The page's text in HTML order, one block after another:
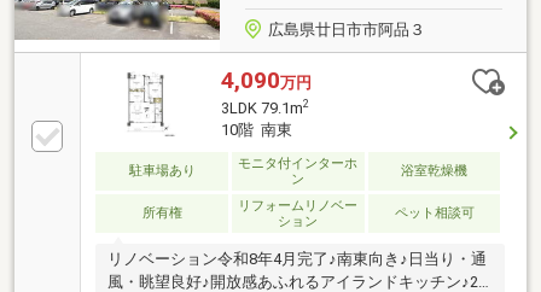
広島県廿日市市阿品３
4,090万円
3LDK 79.1m2
10階 南東
駐車場あり
モニタ付インターホ
ン
浴室乾燥機
所有権
リフォームリノベー
ション
ペット相談可
リノベーション令和8年4月完了♪南東向き♪日当り・通
風・眺望良好♪開放感あふれるアイランドキッチン♪2